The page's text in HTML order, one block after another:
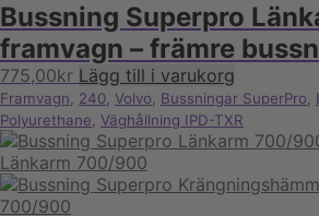
Bussning Superpro
framvagn – främre
775,00kr Lägg till i varukorg
Framvagn 240 Volvo Bussningar SuperPro
Polyurethane Väghållning IPD-TXR
Länkarm 700/900